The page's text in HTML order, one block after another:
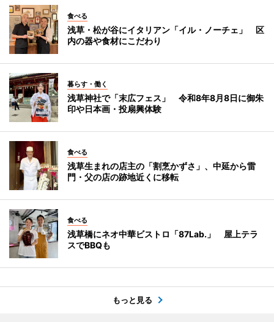
食べる
浅草・松が谷にイタリアン「イル・ノーチェ」 区
内の器や食材にこだわり
暮らす・働く
浅草神社で「末広フェス」 令和8年8月8日に御朱
印や日本画・投扇興体験
食べる
浅草生まれの店主の「割烹かずさ」、中延から雷
門・父の店の跡地近くに移転
食べる
浅草橋にネオ中華ビストロ「87Lab.」 屋上テラ
スでBBQも
もっと見る